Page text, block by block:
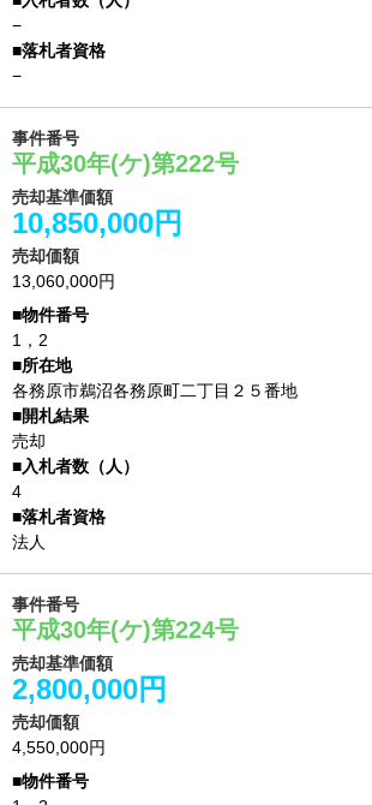
−
−
事件番号
平成30年(ケ)第222号
売却基準価額
10,850,000円
売却価額
13,060,000円
1，2
各務原市鵜沼各務原町二丁目２５番地
売却
4
法人
事件番号
平成30年(ケ)第224号
売却基準価額
2,800,000円
売却価額
4,550,000円